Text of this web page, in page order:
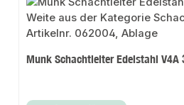
Munk Schachtleiter Edelstahl V4A